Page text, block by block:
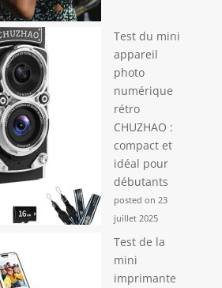
Test du mini
appareil
photo
numérique
rétro
CHUZHAO :
compact et
idéal pour
débutants
posted on 23
juillet 2025
Test de la
mini
imprimante